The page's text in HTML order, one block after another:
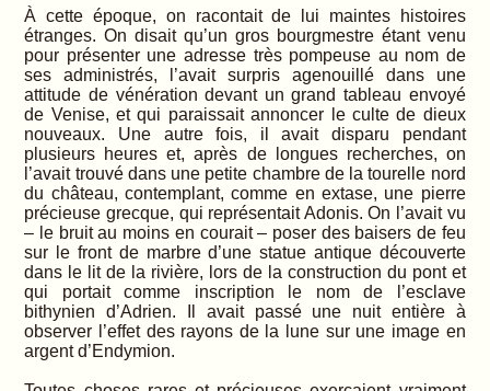
À cette époque, on racontait de lui maintes histoires
étranges. On disait qu’un gros bourgmestre étant venu
pour présenter une adresse très pompeuse au nom de
ses administrés, l’avait surpris agenouillé dans une
attitude de vénération devant un grand tableau envoyé
de Venise, et qui paraissait annoncer le culte de dieux
nouveaux. Une autre fois, il avait disparu pendant
plusieurs heures et, après de longues recherches, on
l’avait trouvé dans une petite chambre de la tourelle nord
du château, contemplant, comme en extase, une pierre
précieuse grecque, qui représentait Adonis. On l’avait vu
– le bruit au moins en courait – poser des baisers de feu
sur le front de marbre d’une statue antique découverte
dans le lit de la rivière, lors de la construction du pont et
qui portait comme inscription le nom de l’esclave
bithynien d’Adrien. Il avait passé une nuit entière à
observer l’effet des rayons de la lune sur une image en
argent d’Endymion.